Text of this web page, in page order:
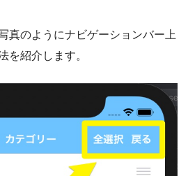
真のようにナビゲーションバー上
を紹介します。